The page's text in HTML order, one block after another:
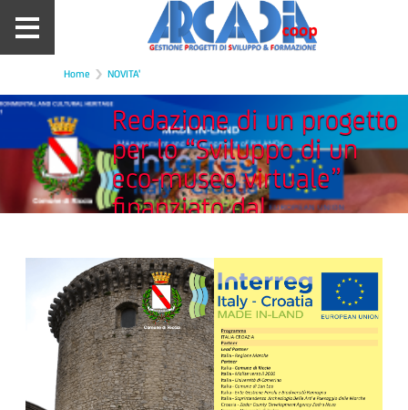
Home NOVITA'
Redazione di un progetto
per lo “Sviluppo di un
eco-museo virtuale”
finanziato dal
Italia-Croazia. Soggetto
Istituzionale di
riferimento Comune di
RICCIA (CB).